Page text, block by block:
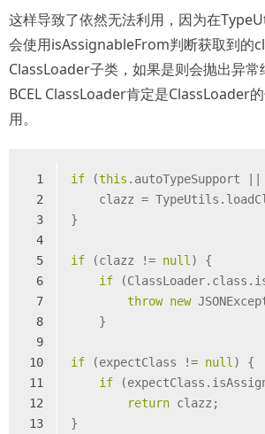
这样导致了依然无法利用，因为在
会使用isAssignableFrom判断获取到的
ClassLoader子类，如果是则会抛出异常
BCEL ClassLoader肯定是ClassLoader
用。
1
2
3
4
5
6
7
8
9
10
11
12
13
if (this .autoTypeSupport
clazz =
}
if (clazz != null ) {
if
throw new
    }
if (expectClass != null ) {
if
return clazz;
}